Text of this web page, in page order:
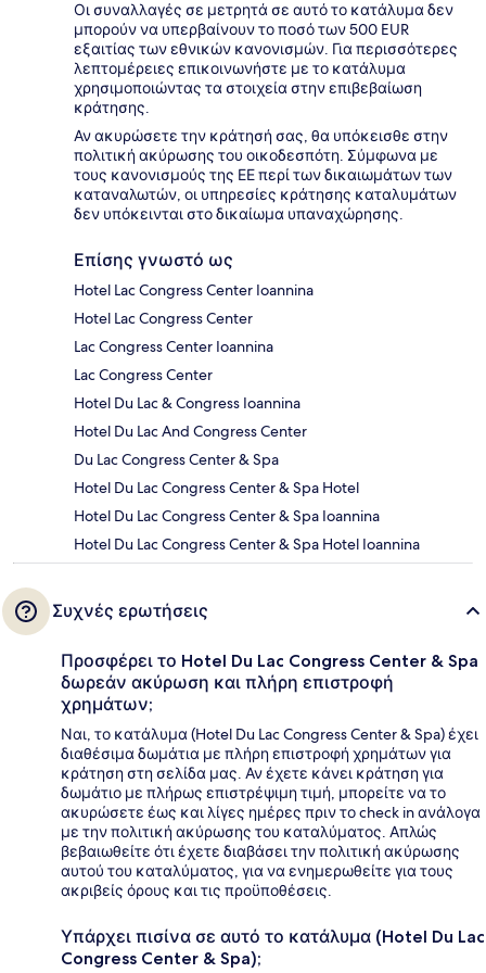
Οι συναλλαγές σε μετρητά σε αυτό το κατάλυμα δεν
μπορούν να υπερβαίνουν το ποσό των 500 EUR
εξαιτίας των εθνικών κανονισμών. Για περισσότερες
λεπτομέρειες επικοινωνήστε με το κατάλυμα
χρησιμοποιώντας τα στοιχεία στην επιβεβαίωση
κράτησης.
Αν ακυρώσετε την κράτησή σας, θα υπόκεισθε στην
πολιτική ακύρωσης του οικοδεσπότη. Σύμφωνα με
τους κανονισμούς της ΕΕ περί των δικαιωμάτων των
καταναλωτών, οι υπηρεσίες κράτησης καταλυμάτων
δεν υπόκεινται στο δικαίωμα υπαναχώρησης.
Επίσης γνωστό ως
Hotel Lac Congress Center Ioannina
Hotel Lac Congress Center
Lac Congress Center Ioannina
Lac Congress Center
Hotel Du Lac & Congress Ioannina
Hotel Du Lac And Congress Center
Du Lac Congress Center & Spa
Hotel Du Lac Congress Center & Spa Hotel
Hotel Du Lac Congress Center & Spa Ioannina
Hotel Du Lac Congress Center & Spa Hotel Ioannina
Συχνές ερωτήσεις
Προσφέρει το Hotel Du Lac Congress Center & Spa
δωρεάν ακύρωση και πλήρη επιστροφή
χρημάτων;
Ναι, το κατάλυμα (Hotel Du Lac Congress Center & Spa) έχει
διαθέσιμα δωμάτια με πλήρη επιστροφή χρημάτων για
κράτηση στη σελίδα μας. Αν έχετε κάνει κράτηση για
δωμάτιο με πλήρως επιστρέψιμη τιμή, μπορείτε να το
ακυρώσετε έως και λίγες ημέρες πριν το check in ανάλογα
με την πολιτική ακύρωσης του καταλύματος. Απλώς
βεβαιωθείτε ότι έχετε διαβάσει την πολιτική ακύρωσης
αυτού του καταλύματος, για να ενημερωθείτε για τους
ακριβείς όρους και τις προϋποθέσεις.
Υπάρχει πισίνα σε αυτό το κατάλυμα (Hotel Du Lac
Congress Center & Spa);